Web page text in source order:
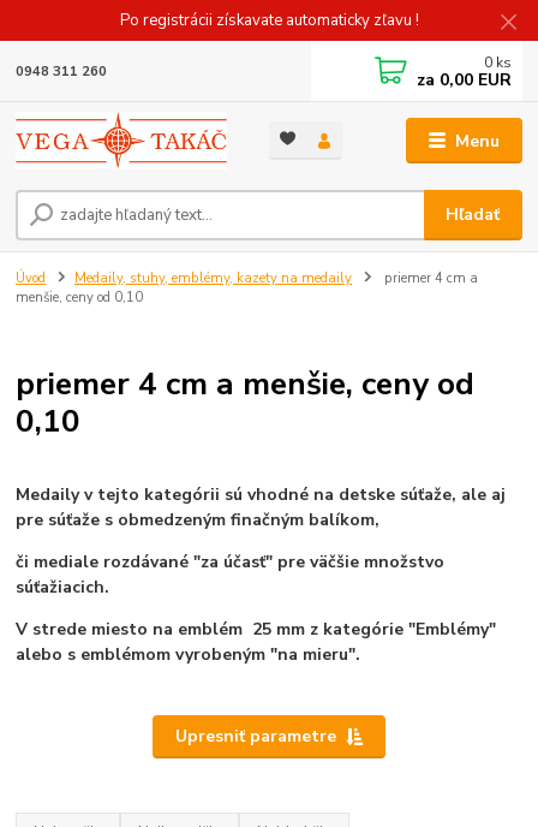
Po registrácii získavate automaticky zľavu !
Menu
Hľadať
0948 311 260 0 ks
za 0,00 EUR
Úvod Medaily, stuhy, emblémy, kazety na medaily
priemer 4 cm a
menšie, ceny od 0,10
priemer 4 cm a menšie, ceny od
0,10
Medaily v tejto kategórii sú vhodné na detske súťaže, ale aj
pre súťaže s obmedzeným finačným balíkom,
či mediale rozdávané "za účasť" pre väčšie množstvo
súťažiacich.
V strede miesto na emblém 25 mm z kategórie "Emblémy"
alebo s emblémom vyrobeným "na mieru".
Upresniť parametre